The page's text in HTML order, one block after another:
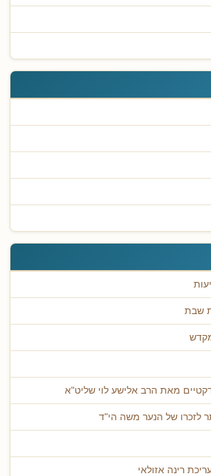
שבת
מאת הרב אלישע לוי שליט"א
לזכרו של הנער משה הי"ד
רינה אזולאי